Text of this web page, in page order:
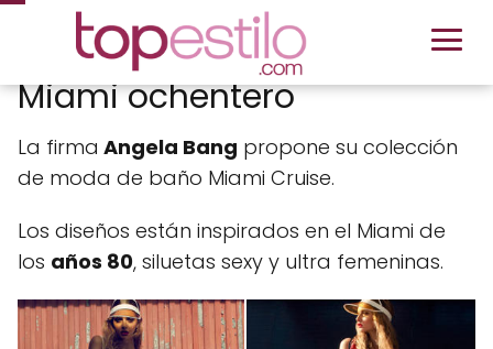
Miami ochentero
La firma Angela Bang propone su colección
de moda de baño Miami Cruise.
Los diseños están inspirados en el Miami de
los años 80, siluetas sexy y ultra femeninas.